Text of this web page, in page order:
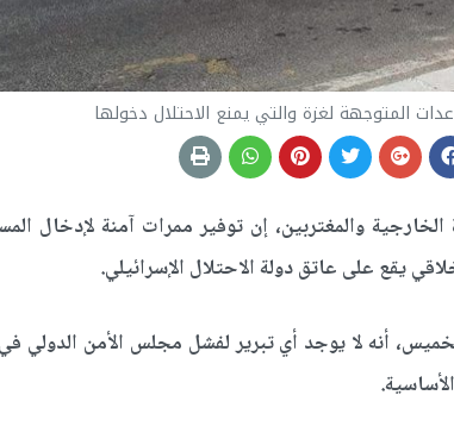
المتوجهة لغزة والتي يمنع الاحتلال دخولها
الخارجية والمغتربين، إن توفير ممرات آمنة لإدخال
يقع على عاتق دولة الاحتلال الإسرائيلي.
أنه لا يوجد أي تبرير لفشل مجلس الأمن الدولي